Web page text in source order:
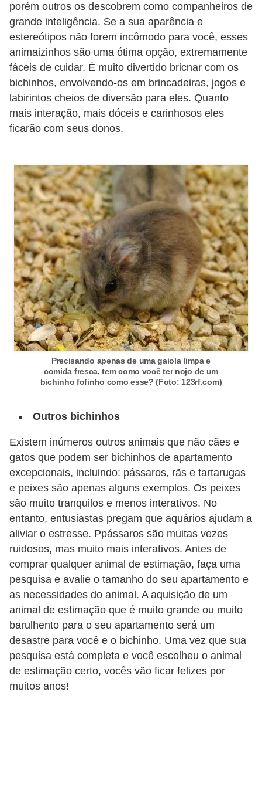
porém outros os descobrem como companheiros de
grande inteligência. Se a sua aparência e
estereótipos não forem incômodo para você, esses
animaizinhos são uma ótima opção, extremamente
fáceis de cuidar. É muito divertido bricnar com os
bichinhos, envolvendo-os em brincadeiras, jogos e
labirintos cheios de diversão para eles. Quanto
mais interação, mais dóceis e carinhosos eles
ficarão com seus donos.
Precisando apenas de uma gaiola limpa e
comida fresca, tem como você ter nojo de um
bichinho fofinho como esse? (Foto: 123rf.com)
Outros bichinhos
Existem inúmeros outros animais que não cães e
gatos que podem ser bichinhos de apartamento
excepcionais, incluindo: pássaros, rãs e tartarugas
e peixes são apenas alguns exemplos. Os peixes
são muito tranquilos e menos interativos. No
entanto, entusiastas pregam que aquários ajudam a
aliviar o estresse. Ppássaros são muitas vezes
ruidosos, mas muito mais interativos. Antes de
comprar qualquer animal de estimação, faça uma
pesquisa e avalie o tamanho do seu apartamento e
as necessidades do animal. A aquisição de um
animal de estimação que é muito grande ou muito
barulhento para o seu apartamento será um
desastre para você e o bichinho. Uma vez que sua
pesquisa está completa e você escolheu o animal
de estimação certo, vocês vão ficar felizes por
muitos anos!
o
R
a
ç
a
s
d
n
i
m
a
i
s
V
e
t
e
r
i
o
s
e
s
a
ú
d
e
a
i
m
a
l